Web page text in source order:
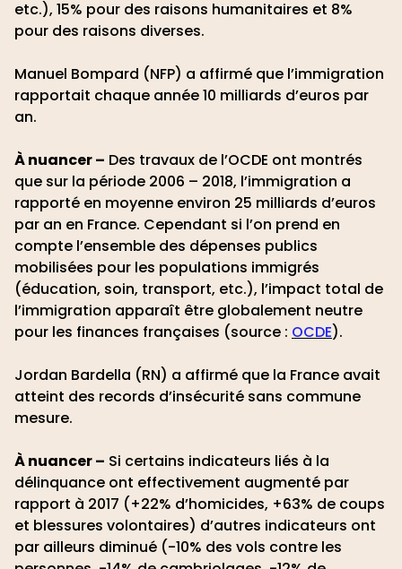
etc.), 15% pour des raisons humanitaires et 8%
pour des raisons diverses.
Manuel Bompard (NFP) a affirmé que l’immigration
rapportait chaque année 10 milliards d’euros par
an.
À nuancer – Des travaux de l’OCDE ont montrés
que sur la période 2006 – 2018, l’immigration a
rapporté en moyenne environ 25 milliards d’euros
par an en France. Cependant si l’on prend en
compte l’ensemble des dépenses publics
mobilisées pour les populations immigrés
(éducation, soin, transport, etc.), l’impact total de
l’immigration apparaît être globalement neutre
pour les finances françaises (source : OCDE).
Jordan Bardella (RN) a affirmé que la France avait
atteint des records d’insécurité sans commune
mesure.
À nuancer – Si certains indicateurs liés à la
délinquance ont effectivement augmenté par
rapport à 2017 (+22% d’homicides, +63% de coups
et blessures volontaires) d’autres indicateurs ont
par ailleurs diminué (-10% des vols contre les